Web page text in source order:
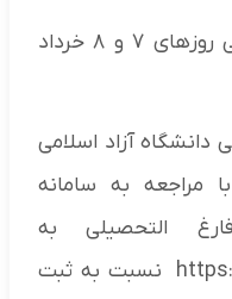
این آزمون به صورت الکترونیکی روزهای ۷ و ۸ خرداد
آزاد اسلامی
مراجعه به سامانه
التحصیلی به
نشانی https://ept.english.iau.ac.ir نسبت به ثبت